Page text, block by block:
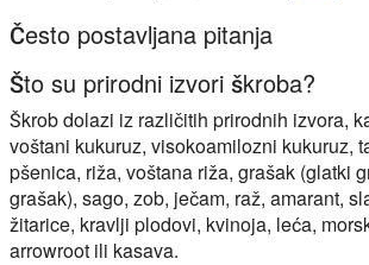
Često postavljana pitanja
Što su prirodni izvori škroba?
Škrob dolazi iz različitih prirodnih izvora,
voštani kukuruz, visokoamilozni kukuruz,
pšenica, riža, voštana riža, grašak (glatki
grašak), sago, zob, ječam, raž, amarant,
žitarice, kravlji plodovi, kvinoja, leća,
arrowroot ili kasava.